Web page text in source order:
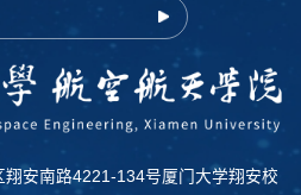
安南路4221-134号厦门大学翔安校